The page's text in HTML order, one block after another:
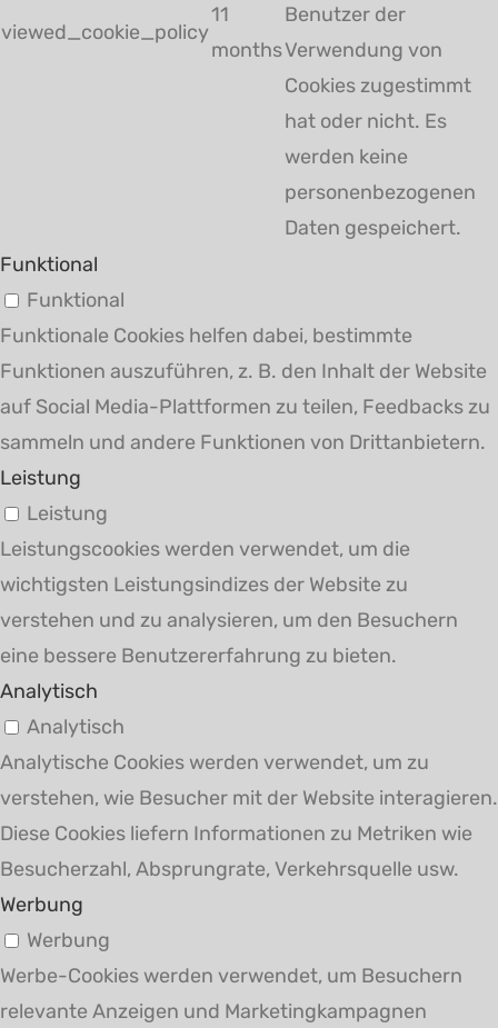
viewed_cookie_policy
11
months
Benutzer der
Verwendung von
Cookies zugestimmt
hat oder nicht. Es
werden keine
personenbezogenen
Daten gespeichert.
Funktional
Funktional
Funktionale Cookies helfen dabei, bestimmte
Funktionen auszuführen, z. B. den Inhalt der Website
auf Social Media-Plattformen zu teilen, Feedbacks zu
sammeln und andere Funktionen von Drittanbietern.
Leistung
Leistung
Leistungscookies werden verwendet, um die
wichtigsten Leistungsindizes der Website zu
verstehen und zu analysieren, um den Besuchern
eine bessere Benutzererfahrung zu bieten.
Analytisch
Analytisch
Analytische Cookies werden verwendet, um zu
verstehen, wie Besucher mit der Website interagieren.
Diese Cookies liefern Informationen zu Metriken wie
Besucherzahl, Absprungrate, Verkehrsquelle usw.
Werbung
Werbung
Werbe-Cookies werden verwendet, um Besuchern
relevante Anzeigen und Marketingkampagnen